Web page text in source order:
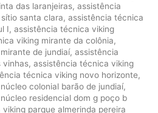
das laranjeiras, assistência
santa clara, assistência técnica
I, assistência técnica viking
viking mirante da colônia,
de jundiaí, assistência
vinhas, assistência técnica viking
técnica viking novo horizonte,
colonial barão de jundiaí,
residencial dom g poço b
parque almerinda pereira